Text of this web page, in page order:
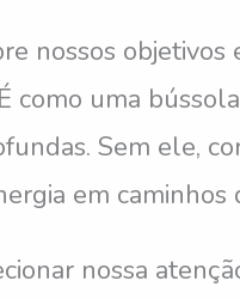
nossos
como uma
Sem ele,
em
nossa